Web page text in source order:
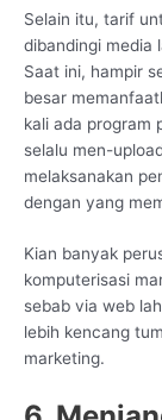
Selain itu, tarif
dibandingi media
Saat ini, hampir
besar
kali ada program
selalu men-
melaksanakan
dengan yang
Kian banyak
komputerisasi
sebab via web
lebih kencang
marketing.